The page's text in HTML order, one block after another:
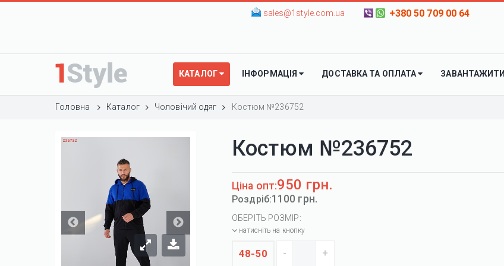
sales@1style.com.ua +380 50 709 00 64
КАТАЛОГ ІНФОРМАЦІЯ ДОСТАВКА ТА ОПЛАТА ЗАВАНТАЖИТИ
Головна Каталог Чоловічий одяг Костюм №236752
Костюм №236752
Ціна опт:950 грн.
Роздріб:1100 грн.
ОБЕРІТЬ РОЗМІР:
натисніть на кнопку
48-50